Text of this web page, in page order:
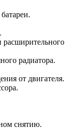
расширительного
радиатора.
от двигателя.
снятию.